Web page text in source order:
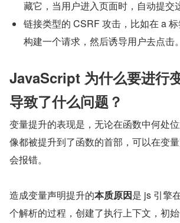
藏它，当用户进入页面时，自动提交
链接类型的 CSRF 攻击，比如在 a
构建一个请求，然后诱导用户去点击。
JavaScript 为什么要进行
导致了什么问题？
变量提升的表现是，无论在函数中何处
像都被提升到了函数的首部，可以在变
会报错。
造成变量声明提升的本质原因是 js 引擎
个解析的过程，创建了执行上下文，初